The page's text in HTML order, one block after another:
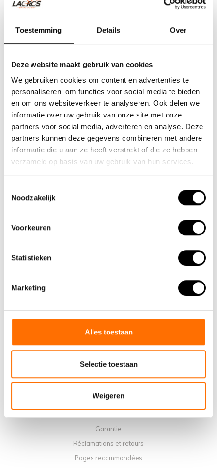
Toestemming Details Over
Deze website maakt gebruik van cookies
We gebruiken cookies om content en advertenties te
personaliseren, om functies voor social media te bieden
en om ons websiteverkeer te analyseren. Ook delen we
informatie over uw gebruik van onze site met onze
partners voor social media, adverteren en analyse. Deze
partners kunnen deze gegevens combineren met andere
informatie die u aan ze heeft verstrekt of die ze hebben
verzameld op basis van uw gebruik van hun services.
Noodzakelijk
Voorkeuren
Statistieken
Marketing
Alles toestaan
Selectie toestaan
Weigeren
Nieuwe Eerdsebaan 16, 5482 VS Schijndel Nederland
Numéro de la Chambre de Commerce : 62140957
Numéro de TVA : NL854680950B01
(+31) 73 203 2487
sales@lacros.nl
Contact
Politique de confidentialité
Méthodes de paiement
Garantie
Réclamations et retours
Pages recommandées